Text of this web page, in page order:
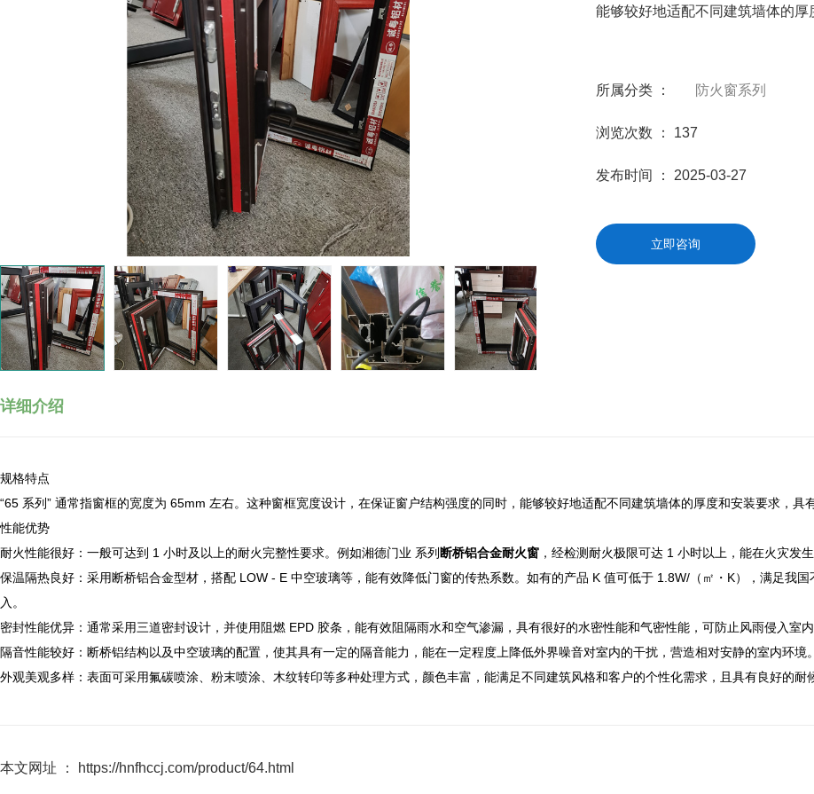
能够较好地适配不同建筑墙体的厚
所属分类 ： 防火窗系列
浏览次数 ： 137
发布时间 ： 2025-03-27
立即咨询
详细介绍
规格特点
“65 系列” 通常指窗框的宽度为 65mm 左右。这种窗框宽度设计，在保证窗户结构强度的同时，能够较好地适配不同建筑墙体的厚度和安装要求，具
性能优势
耐火性能很好：一般可达到 1 小时及以上的耐火完整性要求。例如湘德门业 系列 断桥铝合金耐火窗 ，经检测耐火极限可达 1 小时以上，能在火灾发
保温隔热良好：采用断桥铝合金型材，搭配 LOW - E 中空玻璃等，能有效降低门窗的传热系数。如有的产品 K 值可低于 1.8W/（㎡・K），满足我
入。
密封性能优异：通常采用三道密封设计，并使用阻燃 EPD 胶条，能有效阻隔雨水和空气渗漏，具有很好的水密性能和气密性能，可防止风雨侵入室
隔音性能较好：断桥铝结构以及中空玻璃的配置，使其具有一定的隔音能力，能在一定程度上降低外界噪音对室内的干扰，营造相对安静的室内环境
外观美观多样：表面可采用氟碳喷涂、粉末喷涂、木纹转印等多种处理方式，颜色丰富，能满足不同建筑风格和客户的个性化需求，且具有良好的
本文网址 ： https://hnfhccj.com/product/64.html